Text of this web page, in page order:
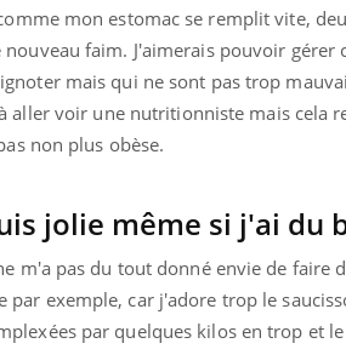
mon estomac se remplit vite,
faim. J'aimerais pouvoir
mais qui ne sont pas trop
aller voir une nutritionniste mais cela
non plus obèse.
jolie même si j'ai du
m'a pas du tout donné envie de faire
par exemple, car j'adore trop le
par quelques kilos en trop et